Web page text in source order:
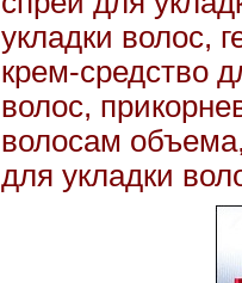
укладки волос,
крем-средство
волос,
волосам
для укладки